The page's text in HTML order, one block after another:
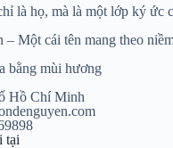
là họ, mà là một lớp ký ức
– Một cái tên mang theo
bằng mùi hương
Hồ Chí Minh
tại